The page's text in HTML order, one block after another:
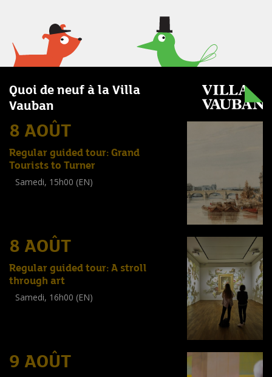
Quoi de neuf à la Villa
Vauban
8 AOÛT
Regular guided tour: Grand
Tourists to Turner
Samedi, 15h00 (EN)
8 AOÛT
Regular guided tour: A stroll
through art
Samedi, 16h00 (EN)
9 AOÛT